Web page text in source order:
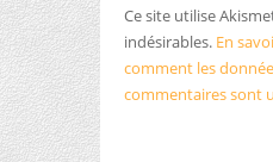
Ce site utilise
indésirables. En
comment les
commentaires sont